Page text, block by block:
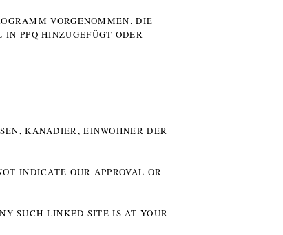
VORGENOMMEN. DIE
PPQ HINZUGEFÜGT ODER
KANADIER, EINWOHNER DER P
INDICATE OUR APPROVAL OR
SUCH LINKED SITE IS AT YOUR